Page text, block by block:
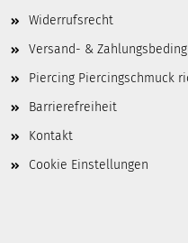
Widerrufsrecht
Versand- &
Piercing Piercingschmuck
Barrierefreiheit
Kontakt
Cookie Einstellungen